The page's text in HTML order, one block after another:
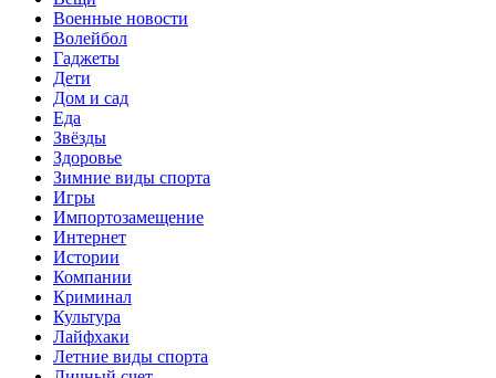
Военные новости
Волейбол
Гаджеты
Дети
Дом и сад
Еда
Звёзды
Здоровье
Зимние виды спорта
Игры
Импортозамещение
Интернет
Истории
Компании
Криминал
Культура
Лайфхаки
Летние виды спорта